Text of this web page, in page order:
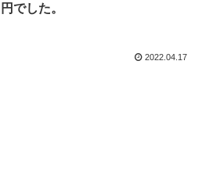
円でした。
2022.04.17